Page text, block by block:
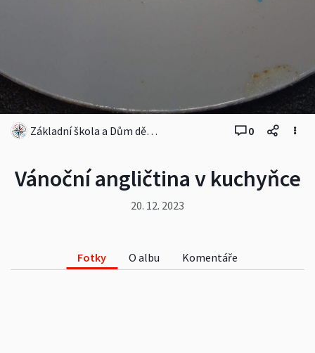
Vánoční angličtina v kuchyňce
20. 12. 2023
Základní škola a Dům dětí a mládeže Krasohled Zábřeh Severovýchod 484/26, okres Šumperk Zábřeh, 789 01 0
Fotky O albu Komentáře